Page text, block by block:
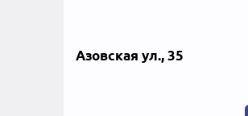
Азовская ул., 35